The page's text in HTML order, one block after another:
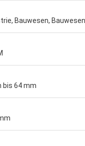
zu
für unser
Bauwesen, Bauwesen
bis 64 mm